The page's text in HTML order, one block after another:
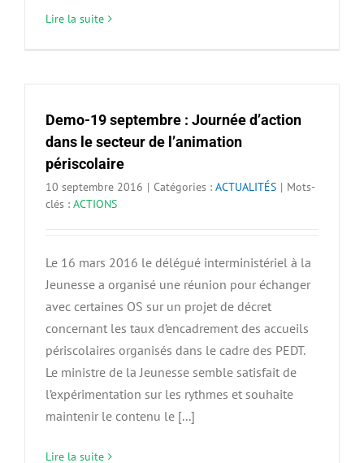
Lire la suite
Demo-19 septembre : Journée d’action
dans le secteur de l’animation
périscolaire
10 septembre 2016 | Catégories : ACTUALITÉS | Mots-
clés : ACTIONS
Le 16 mars 2016 le délégué interministériel à la
Jeunesse a organisé une réunion pour échanger
avec certaines OS sur un projet de décret
concernant les taux d’encadrement des accueils
périscolaires organisés dans le cadre des PEDT.
Le ministre de la Jeunesse semble satisfait de
l’expérimentation sur les rythmes et souhaite
maintenir le contenu le [...]
Lire la suite